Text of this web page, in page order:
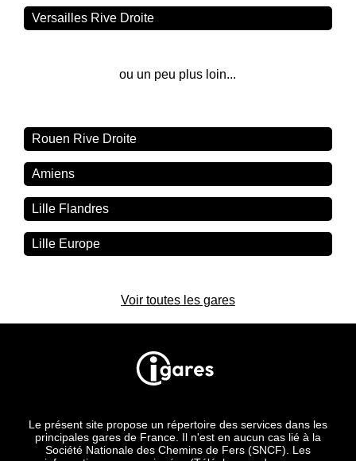
Versailles Rive Droite
ou un peu plus loin...
Rouen Rive Droite
Amiens
Lille Flandres
Lille Europe
Voir toutes les gares
Le présent site propose un répertoire des services dans les
principales gares de France. Il n'est en aucun cas lié à la
Société Nationale des Chemins de Fers (SNCF). Les